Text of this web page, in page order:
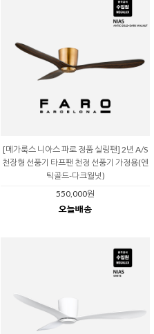
[메가룩스 니아스 파로 정품 실링팬] 2년 A/S
천장형 선풍기 타프팬 천정 선풍기 가정용(엔
틱골드-다크월넛)
550,000원